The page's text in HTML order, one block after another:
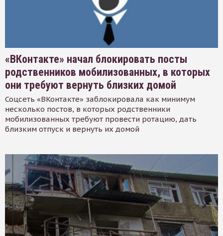
«ВКонтакте» начал блокировать посты
родственников мобилизованных, в которых
они требуют вернуть близких домой
Соцсеть «ВКонтакте» заблокировала как минимум
несколько постов, в которых родственники
мобилизованных требуют провести ротацию, дать
близким отпуск и вернуть их домой